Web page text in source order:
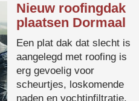
Nieuw roofingdak
plaatsen Dormaal
Een plat dak dat slecht is
aangelegd met roofing is
erg gevoelig voor
scheurtjes, loskomende
naden en vochtinfiltratie.